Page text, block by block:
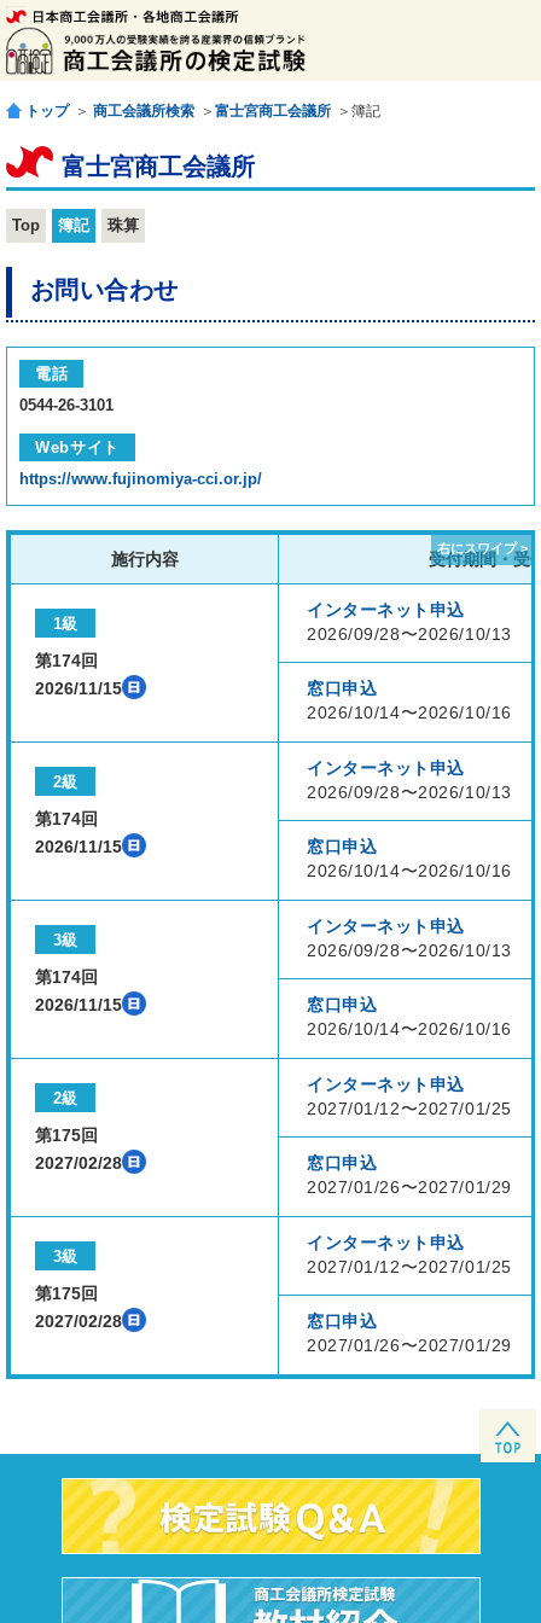
トップ ＞ 商工会議所検索 ＞ 富士宮商工会議所 ＞簿記
富士宮商工会議所
Top 簿記 珠算
お問い合わせ
電話
0544-26-3101
Webサイト
https://www.fujinomiya-cci.or.jp/
施行内容 受付期間・受
1級
第174回
2026/11/15
インターネット申込
2026/09/28〜2026/10/13
窓口申込
2026/10/14〜2026/10/16
2級
第174回
2026/11/15
インターネット申込
2026/09/28〜2026/10/13
窓口申込
2026/10/14〜2026/10/16
3級
第174回
2026/11/15
インターネット申込
2026/09/28〜2026/10/13
窓口申込
2026/10/14〜2026/10/16
2級
第175回
2027/02/28
インターネット申込
2027/01/12〜2027/01/25
窓口申込
2027/01/26〜2027/01/29
3級
第175回
2027/02/28
インターネット申込
2027/01/12〜2027/01/25
窓口申込
2027/01/26〜2027/01/29